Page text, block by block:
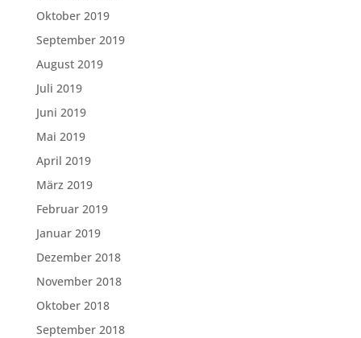
Oktober 2019
September 2019
August 2019
Juli 2019
Juni 2019
Mai 2019
April 2019
März 2019
Februar 2019
Januar 2019
Dezember 2018
November 2018
Oktober 2018
September 2018